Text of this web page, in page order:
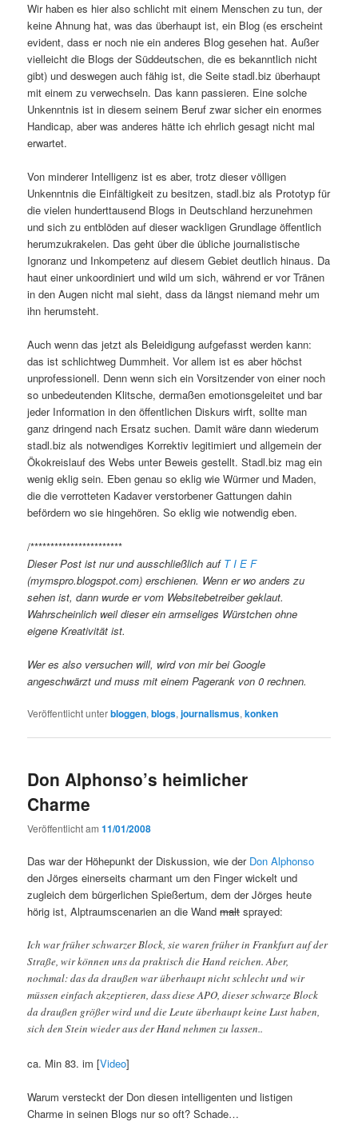
Wir haben es hier also schlicht mit einem Menschen zu tun, der
keine Ahnung hat, was das überhaupt ist, ein Blog (es erscheint
evident, dass er noch nie ein anderes Blog gesehen hat. Außer
vielleicht die Blogs der Süddeutschen, die es bekanntlich nicht
gibt) und deswegen auch fähig ist, die Seite stadl.biz überhaupt
mit einem zu verwechseln. Das kann passieren. Eine solche
Unkenntnis ist in diesem seinem Beruf zwar sicher ein enormes
Handicap, aber was anderes hätte ich ehrlich gesagt nicht mal
erwartet.
Von minderer Intelligenz ist es aber, trotz dieser völligen
Unkenntnis die Einfältigkeit zu besitzen, stadl.biz als Prototyp für
die vielen hunderttausend Blogs in Deutschland herzunehmen
und sich zu entblöden auf dieser wackligen Grundlage öffentlich
herumzukrakelen. Das geht über die übliche journalistische
Ignoranz und Inkompetenz auf diesem Gebiet deutlich hinaus. Da
haut einer unkoordiniert und wild um sich, während er vor Tränen
in den Augen nicht mal sieht, dass da längst niemand mehr um
ihn herumsteht.
Auch wenn das jetzt als Beleidigung aufgefasst werden kann:
das ist schlichtweg Dummheit. Vor allem ist es aber höchst
unprofessionell. Denn wenn sich ein Vorsitzender von einer noch
so unbedeutenden Klitsche, dermaßen emotionsgeleitet und bar
jeder Information in den öffentlichen Diskurs wirft, sollte man
ganz dringend nach Ersatz suchen. Damit wäre dann wiederum
stadl.biz als notwendiges Korrektiv legitimiert und allgemein der
Ökokreislauf des Webs unter Beweis gestellt. Stadl.biz mag ein
wenig eklig sein. Eben genau so eklig wie Würmer und Maden,
die die verrotteten Kadaver verstorbener Gattungen dahin
befördern wo sie hingehören. So eklig wie notwendig eben.
/***********************
Dieser Post ist nur und ausschließlich auf T I E F
(mymspro.blogspot.com) erschienen. Wenn er wo anders zu
sehen ist, dann wurde er vom Websitebetreiber geklaut.
Wahrscheinlich weil dieser ein armseliges Würstchen ohne
eigene Kreativität ist.
Wer es also versuchen will, wird von mir bei Google
angeschwärzt und muss mit einem Pagerank von 0 rechnen.
Veröffentlicht unterbloggen,blogs,journalismus,konken
Don Alphonso’s heimlicher
Charme
Veröffentlicht am11/01/2008
Das war der Höhepunkt der Diskussion, wie der Don Alphonso
den Jörges einerseits charmant um den Finger wickelt und
zugleich dem bürgerlichen Spießertum, dem der Jörges heute
hörig ist, Alptraumscenarien an die Wandmalt sprayed:
Ich war früher schwarzer Block, sie waren früher in Frankfurt auf der
Straße, wir können uns da praktisch die Hand reichen. Aber,
nochmal: das da draußen war überhaupt nicht schlecht und wir
müssen einfach akzeptieren, dass diese APO, dieser schwarze Block
da draußen größer wird und die Leute überhaupt keine Lust haben,
sich den Stein wieder aus der Hand nehmen zu lassen..
ca. Min 83. im [Video]
Warum versteckt der Don diesen intelligenten und listigen
Charme in seinen Blogs nur so oft? Schade…